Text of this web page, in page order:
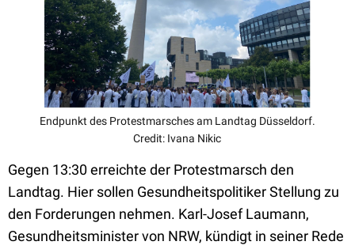
Endpunkt des Protestmarsches am Landtag Düsseldorf.
Credit: Ivana Nikic
Gegen 13:30 erreichte der Protestmarsch den
Landtag. Hier sollen Gesundheitspolitiker Stellung zu
den Forderungen nehmen. Karl-Josef Laumann,
Gesundheitsminister von NRW, kündigt in seiner Rede